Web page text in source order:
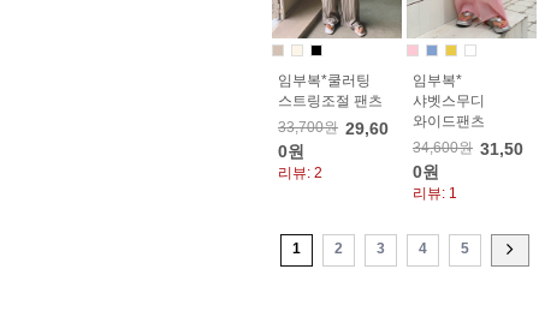
임부복*쿨러팅
스트링조절 팬츠
33,700원 29,60
0원
리뷰: 2
임부복*
샤벳스무디
와이드팬츠
34,600원 31,50
0원
리뷰: 1
1 2 3 4 5